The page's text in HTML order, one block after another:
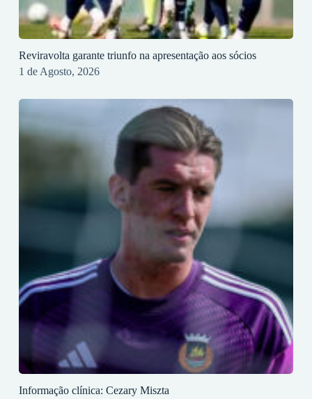
Reviravolta garante triunfo na apresentação aos sócios
1 de Agosto, 2026
Informação clínica: Cezary Miszta